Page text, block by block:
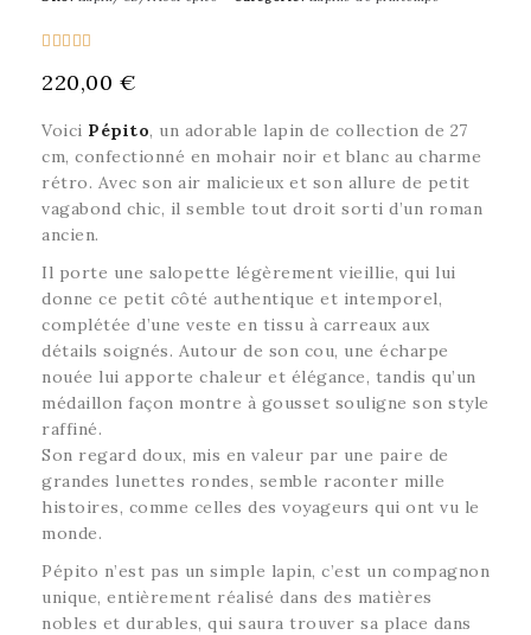
    
220,00 €
Voici Pépito, un adorable lapin de collection de 27
cm, confectionné en mohair noir et blanc au charme
rétro. Avec son air malicieux et son allure de petit
vagabond chic, il semble tout droit sorti d’un roman
ancien.
Il porte une salopette légèrement vieillie, qui lui
donne ce petit côté authentique et intemporel,
complétée d’une veste en tissu à carreaux aux
détails soignés. Autour de son cou, une écharpe
nouée lui apporte chaleur et élégance, tandis qu’un
médaillon façon montre à gousset souligne son style
raffiné.
Son regard doux, mis en valeur par une paire de
grandes lunettes rondes, semble raconter mille
histoires, comme celles des voyageurs qui ont vu le
monde.
Pépito n’est pas un simple lapin, c’est un compagnon
unique, entièrement réalisé dans des matières
nobles et durables, qui saura trouver sa place dans